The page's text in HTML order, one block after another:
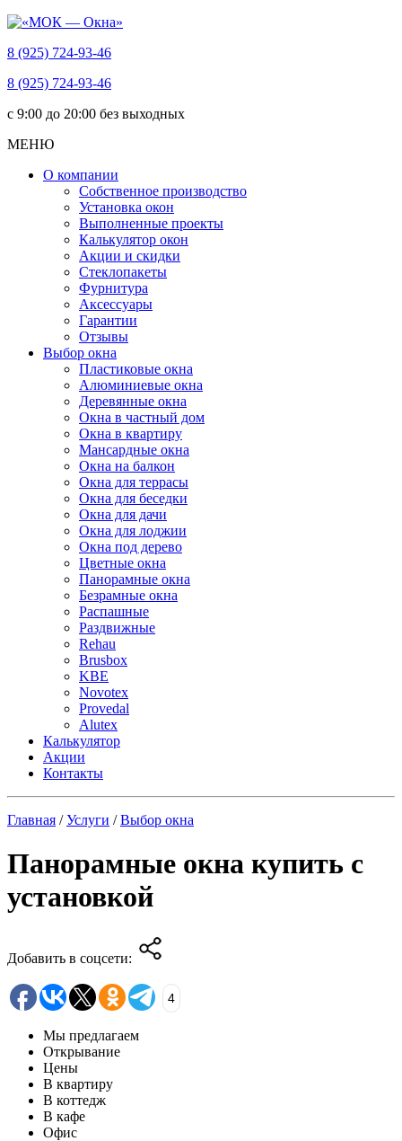
8 (925) 724-93-46
8 (925) 724-93-46
c 9:00 до 20:00 без выходных
МЕНЮ
О компании
Собственное производство
Установка окон
Выполненные проекты
Калькулятор окон
Акции и скидки
Стеклопакеты
Фурнитура
Аксессуары
Гарантии
Отзывы
Выбор окна
Пластиковые окна
Алюминиевые окна
Деревянные окна
Окна в частный дом
Окна в квартиру
Мансардные окна
Окна на балкон
Окна для террасы
Окна для беседки
Окна для дачи
Окна для лоджии
Окна под дерево
Цветные окна
Панорамные окна
Безрамные окна
Распашные
Раздвижные
Rehau
Brusbox
KBE
Novotex
Provedal
Alutex
Калькулятор
Акции
Контакты
Главная /Услуги /Выбор окна
Панорамные окна купить с
установкой
Добавить в соцсети:
4
Мы предлагаем
Открывание
Цены
В квартиру
В коттедж
В кафе
Офис